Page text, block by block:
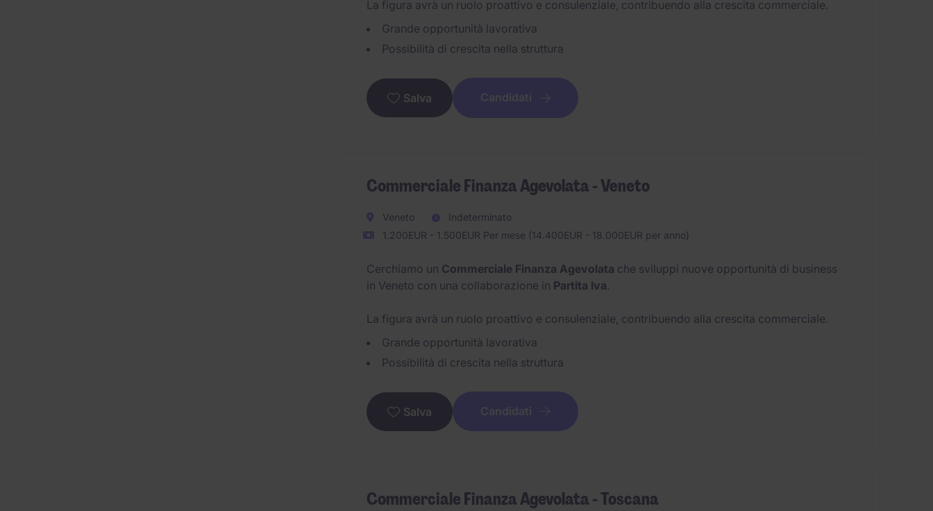
La figura avrà un ruolo proattivo e consulenziale, contribuendo alla crescita commerciale.
Grande opportunità lavorativa
Possibilità di crescita nella struttura
Salva Candidati
Commerciale Finanza Agevolata - Veneto
Veneto
Indeterminato
1.200EUR - 1.500EUR Per mese (14.400EUR - 18.000EUR per anno)
Cerchiamo un Commerciale Finanza Agevolata che sviluppi nuove opportunità di business
in Veneto con una collaborazione in Partita Iva.
La figura avrà un ruolo proattivo e consulenziale, contribuendo alla crescita commerciale.
Grande opportunità lavorativa
Possibilità di crescita nella struttura
Salva Candidati
Commerciale Finanza Agevolata - Toscana